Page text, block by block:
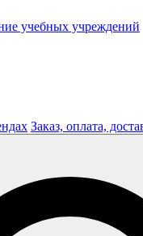
учебных учреждений
Заказ, оплата,